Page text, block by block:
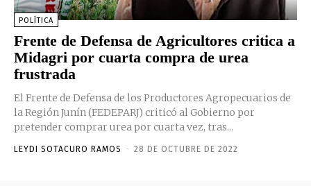
POLÍTICA
Frente de Defensa de Agricultores critica a
Midagri por cuarta compra de urea
frustrada
El Frente de Defensa de los Productores Agropecuarios de
la Región Junín (FEDEPARJ) criticó al Gobierno por
pretender comprar urea por cuarta vez, tras...
LEYDI SOTACURO RAMOS - 28 DE OCTUBRE DE 2022